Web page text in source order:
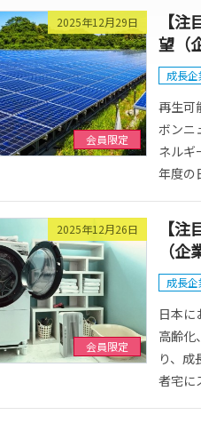
2025年12月29日
会員限定
【
望（
成長企
再生可
ボンニ
ネルギ
年度の
2025年12月26日
会員限定
【
（企
成長企
日本に
高齢化
り、
者宅に